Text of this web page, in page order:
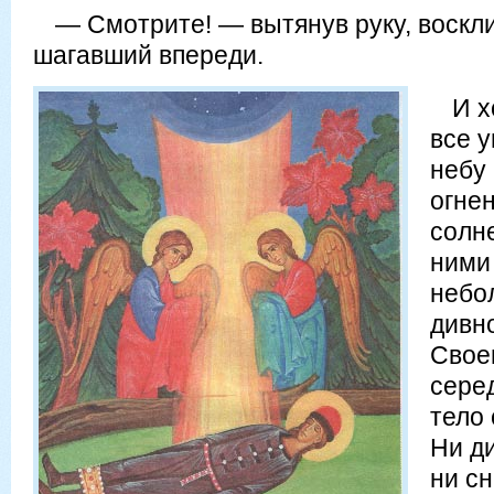
— Смотрите! — вытянув руку,
шагавший впереди.
И
все
небу
тело
Ни
ни